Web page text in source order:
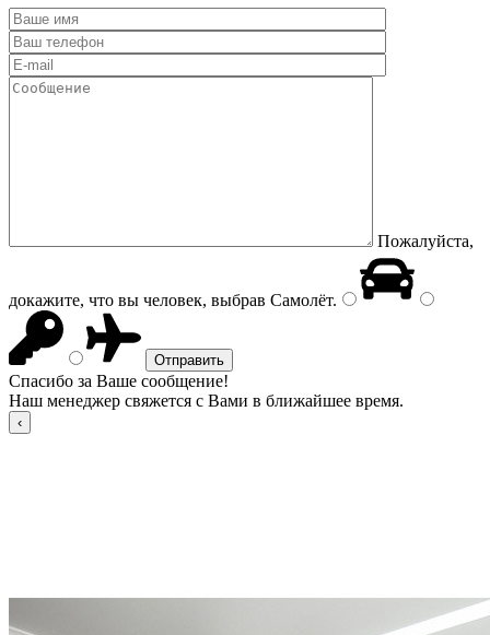
Пожалуйста,
докажите, что вы человек, выбрав Самолёт.
Спасибо за Ваше сообщение!
Наш менеджер свяжется с Вами в ближайшее время.